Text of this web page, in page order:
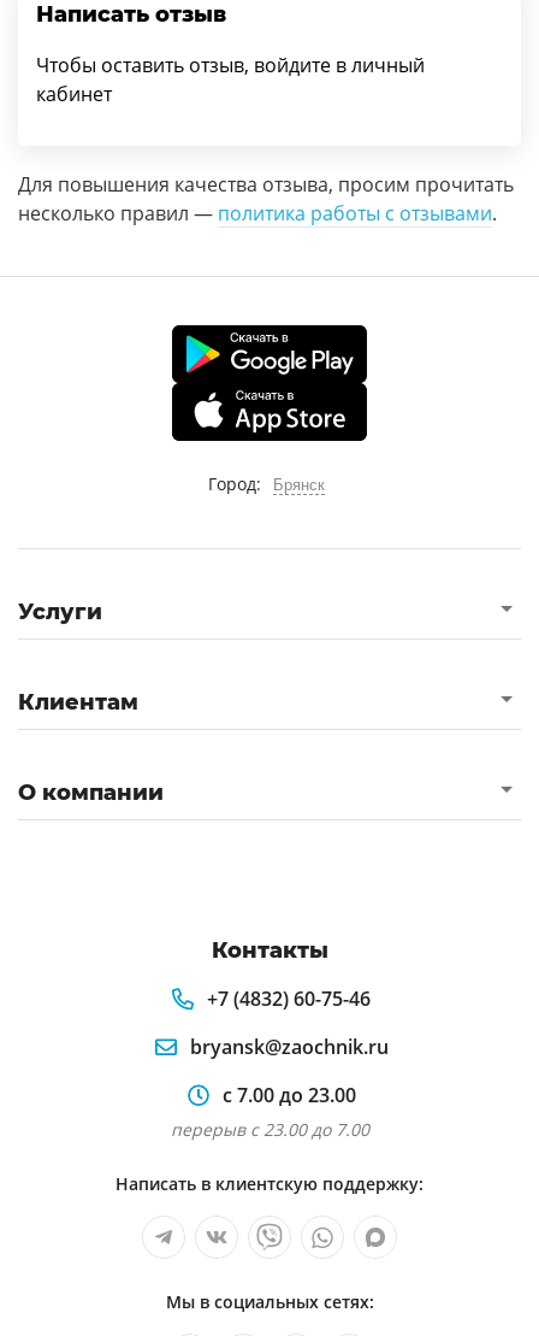
Написать отзыв
Чтобы оставить отзыв, войдите в личный
кабинет
Для повышения качества отзыва, просим прочитать
несколько правил — политика работы с отзывами.
Город: Брянск
Услуги
Клиентам
О компании
Контакты
+7 (4832) 60-75-46
bryansk@zaochnik.ru
с 7.00 до 23.00
перерыв с 23.00 до 7.00
Написать в клиентскую поддержку:
Мы в социальных сетях: